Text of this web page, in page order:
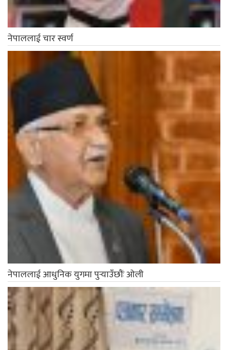
नेपाललाई चार स्वर्ण
नेपाललाई आधुनिक युगमा पुर्‍याउँछौंः ओली